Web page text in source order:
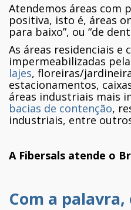
Atendemos áreas com
positiva, isto é, áreas
para baixo”, ou “de
As áreas residenciais e
impermeabilizadas
lajes, floreiras/
estacionamentos,
áreas industriais mais
bacias de contenção,
industriais, entre
A Fibersals atende o
Com a